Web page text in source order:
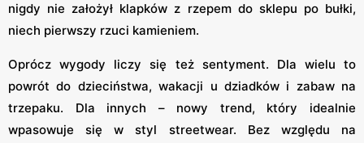
nigdy nie założył klapków z rzepem do sklepu po bułki,
niech pierwszy rzuci kamieniem.
Oprócz wygody liczy się też sentyment. Dla wielu to
powrót do dzieciństwa, wakacji u dziadków i zabaw na
trzepaku. Dla innych – nowy trend, który idealnie
wpasowuje się w styl streetwear. Bez względu na